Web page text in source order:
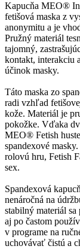
Kapucňa MEO®
fetišová maska z
anonymitu a je
Pružný materiál
tajomný,
kontakt, interakciu
účinok masky.
Táto maska zo
radi vzhľad
kože. Materiál je
pokožke. Vďaka
MEO® Fetish
spandexové
rolovú hru, Fetish
sex.
Spandexová
nenáročná na
stabilný materiál
aj po častom
v programe na
uchovávať čistú a